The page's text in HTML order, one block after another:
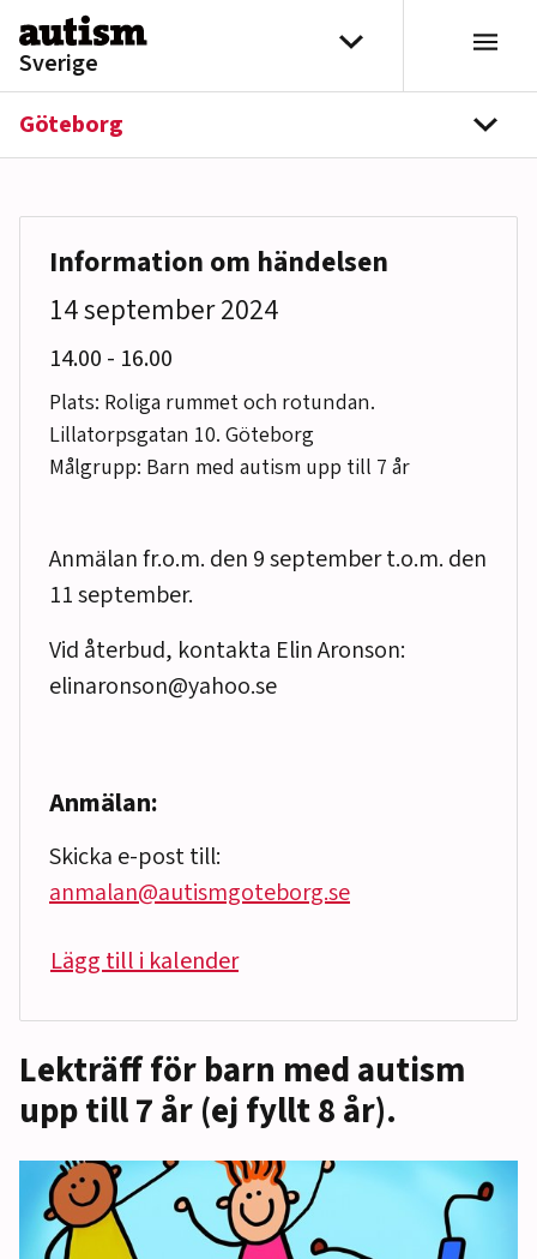
Hoppa till innehåll
Sverige
Välj distrikt
Göteborg
Lekträff för barn med autism
upp till 7 år (ej fyllt 8 år).
Information om händelsen
14 september 2024
14.00 till
- 16.00
Plats: Roliga rummet och rotundan.
Lillatorpsgatan 10. Göteborg
Målgrupp: Barn med autism upp till 7 år
Anmälan fr.o.m. den 9 september t.o.m. den
11 september.
Vid återbud, kontakta Elin Aronson:
elinaronson@yahoo.se
Anmälan:
Skicka e-post till:
anmalan@autismgoteborg.se
Lägg till i kalender